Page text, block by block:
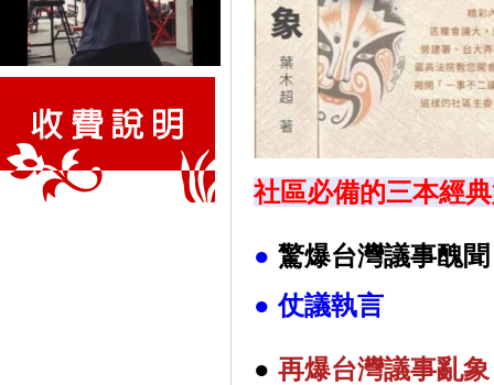
社區必備的三本經
● 驚爆台灣議事醜聞
●仗議執言
● 再爆台灣議事亂象